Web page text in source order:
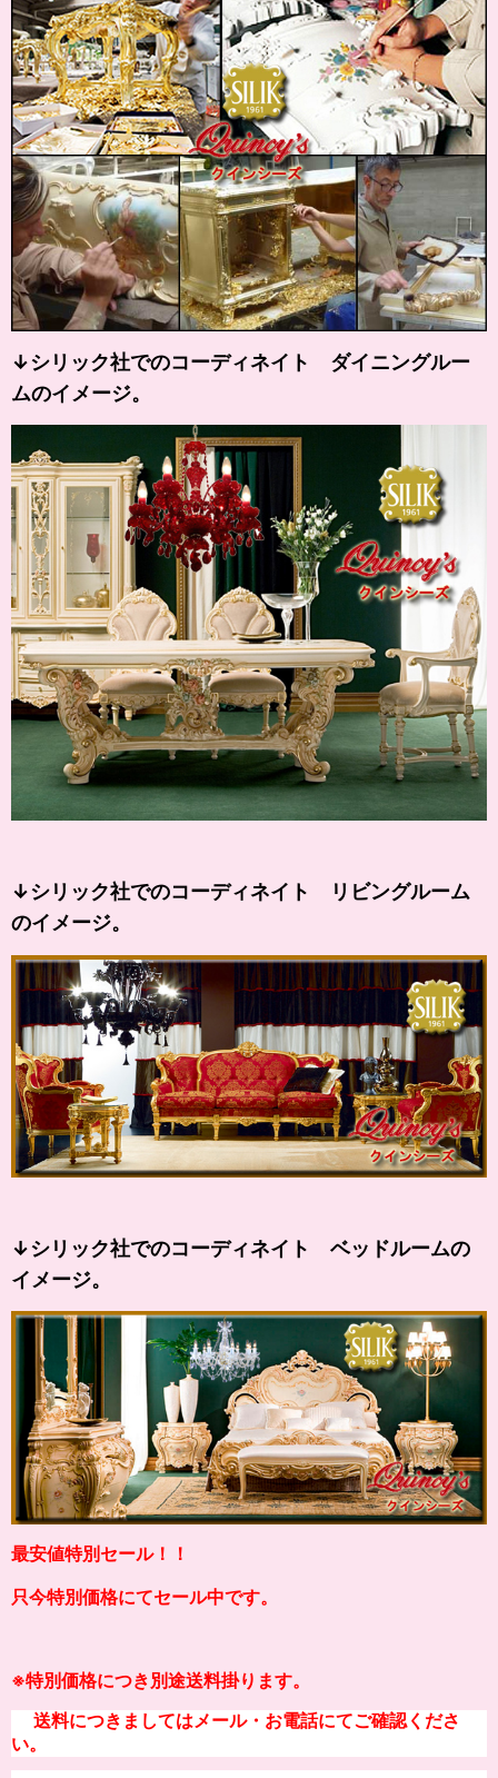
↓シリック社でのコーディネイト ダイニングルー
ムのイメージ。
↓シリック社でのコーディネイト リビングルーム
のイメージ。
↓シリック社でのコーディネイト ベッドルームの
イメージ。
最安値特別セール！！
只今特別価格にてセール中です。
※特別価格につき別途送料掛り ます。
送料につきましてはメール・お電話にてご確認くださ
い。